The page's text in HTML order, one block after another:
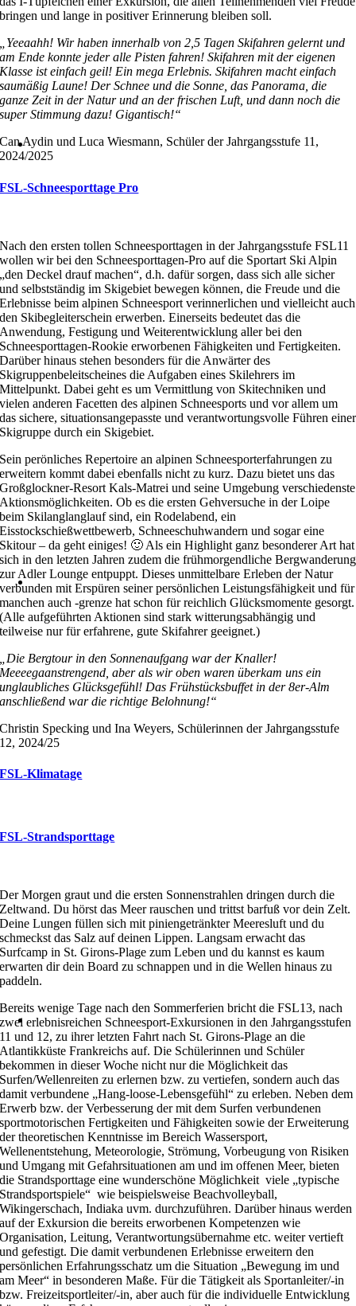
bringen und lange in positiver Erinnerung bleiben soll.
„Yeeaahh! Wir haben innerhalb von 2,5 Tagen Skifahren gelernt und
am Ende konnte jeder alle Pisten fahren! Skifahren mit der eigenen
Klasse ist einfach geil! Ein mega Erlebnis. Skifahren macht einfach
saumäßig Laune! Der Schnee und die Sonne, das Panorama, die
ganze Zeit in der Natur und an der frischen Luft, und dann noch die
super Stimmung dazu! Gigantisch!“
Can Aydin und Luca Wiesmann, Schüler der Jahrgangsstufe 11,
2024/2025
FSL-Schneesporttage Pro
Nach den ersten tollen Schneesporttagen in der Jahrgangsstufe FSL11
wollen wir bei den Schneesporttagen-Pro auf die Sportart Ski Alpin
„den Deckel drauf machen“, d.h. dafür sorgen, dass sich alle sicher
und selbstständig im Skigebiet bewegen können, die Freude und die
Erlebnisse beim alpinen Schneesport verinnerlichen und vielleicht auch
den Skibegleiterschein erwerben. Einerseits bedeutet das die
Anwendung, Festigung und Weiterentwicklung aller bei den
Schneesporttagen-Rookie erworbenen Fähigkeiten und Fertigkeiten.
Darüber hinaus stehen besonders für die Anwärter des
Skigruppenbeleitscheines die Aufgaben eines Skilehrers im
Mittelpunkt. Dabei geht es um Vermittlung von Skitechniken und
vielen anderen Facetten des alpinen Schneesports und vor allem um
das sichere, situationsangepasste und verantwortungsvolle Führen einer
Skigruppe durch ein Skigebiet.
Sein perönliches Repertoire an alpinen Schneesporterfahrungen zu
erweitern kommt dabei ebenfalls nicht zu kurz. Dazu bietet uns das
Großglockner-Resort Kals-Matrei und seine Umgebung verschiedenste
Aktionsmöglichkeiten. Ob es die ersten Gehversuche in der Loipe
beim Skilanglanglauf sind, ein Rodelabend, ein
Eisstockschießwettbewerb, Schneeschuhwandern und sogar eine
Skitour – da geht einiges! 🙂 Als ein Highlight ganz besonderer Art hat
sich in den letzten Jahren zudem die frühmorgendliche Bergwanderung
zur Adler Lounge entpuppt. Dieses unmittelbare Erleben der Natur
verbunden mit Erspüren seiner persönlichen Leistungsfähigkeit und für
manchen auch -grenze hat schon für reichlich Glücksmomente gesorgt.
(Alle aufgeführten Aktionen sind stark witterungsabhängig und
teilweise nur für erfahrene, gute Skifahrer geeignet.)
„Die Bergtour in den Sonnenaufgang war der Knaller!
Meeeegaanstrengend, aber als wir oben waren überkam uns ein
unglaubliches Glücksgefühl! Das Frühstücksbuffet in der 8er-Alm
anschließend war die richtige Belohnung!“
Christin Specking und Ina Weyers, Schülerinnen der Jahrgangsstufe
12, 2024/25
FSL-Klimatage
FSL-Strandsporttage
Der Morgen graut und die ersten Sonnenstrahlen dringen durch die
Zeltwand. Du hörst das Meer rauschen und trittst barfuß vor dein Zelt.
Deine Lungen füllen sich mit piniengetränkter Meeresluft und du
schmeckst das Salz auf deinen Lippen. Langsam erwacht das
Surfcamp in St. Girons-Plage zum Leben und du kannst es kaum
erwarten dir dein Board zu schnappen und in die Wellen hinaus zu
paddeln.
Bereits wenige Tage nach den Sommerferien bricht die FSL13, nach
zwei erlebnisreichen Schneesport-Exkursionen in den Jahrgangsstufen
11 und 12, zu ihrer letzten Fahrt nach St. Girons-Plage an die
Atlantikküste Frankreichs auf. Die Schülerinnen und Schüler
bekommen in dieser Woche nicht nur die Möglichkeit das
Surfen/Wellenreiten zu erlernen bzw. zu vertiefen, sondern auch das
damit verbundene „Hang-loose-Lebensgefühl“ zu erleben. Neben dem
Erwerb bzw. der Verbesserung der mit dem Surfen verbundenen
sportmotorischen Fertigkeiten und Fähigkeiten sowie der Erweiterung
der theoretischen Kenntnisse im Bereich Wassersport,
Wellenentstehung, Meteorologie, Strömung, Vorbeugung von Risiken
und Umgang mit Gefahrsituationen am und im offenen Meer, bieten
die Strandsporttage eine wunderschöne Möglichkeit viele „typische
Strandsportspiele“ wie beispielsweise Beachvolleyball,
Wikingerschach, Indiaka uvm. durchzuführen. Darüber hinaus werden
auf der Exkursion die bereits erworbenen Kompetenzen wie
Organisation, Leitung, Verantwortungsübernahme etc. weiter vertieft
und gefestigt. Die damit verbundenen Erlebnisse erweitern den
persönlichen Erfahrungsschatz um die Situation „Bewegung im und
am Meer“ in besonderen Maße. Für die Tätigkeit als Sportanleiter/-in
bzw. Freizeitsportleiter/-in, aber auch für die individuelle Entwicklung